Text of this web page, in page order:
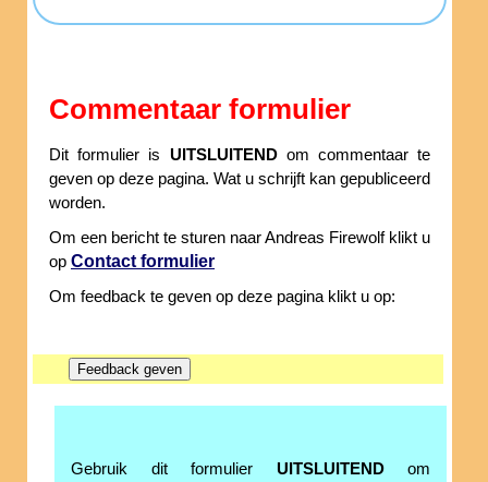
Commentaar formulier
Dit formulier is UITSLUITENDom commentaar te
geven op deze pagina. Wat u schrijft kan gepubliceerd
worden.
Om een bericht te sturen naar Andreas Firewolf klikt u
op Contact formulier
Om feedback te geven op deze pagina klikt u op:
Gebruik dit formulier UITSLUITENDom